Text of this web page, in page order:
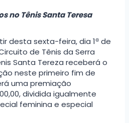
no Tênis Santa Teresa
desta sexta-feira, dia 1ª de
de Tênis da Serra
Santa Tereza receberá o
neste primeiro fim de
uma premiação
dividida igualmente
feminina e especial